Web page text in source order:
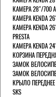
КАМЕРА 28"/700
КАМЕРА KENDA
КАМЕРА KENDA
PRESTA
КАМЕРА KENDA
КОРЗИНА
ЗАМОК
ЗАМОК
КРЫЛО ПЕРЕДНЕЕ
SKS